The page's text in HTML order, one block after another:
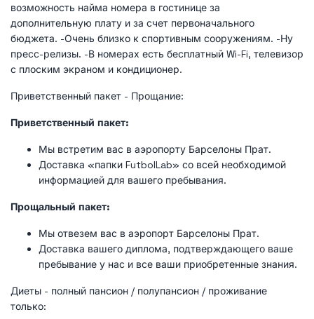
возможность найма номера в гостинице за
дополнительную плату и за счет первоначального
бюджета. -Очень близко к спортивным сооружениям. -Ну
пресс-релизы. -В номерах есть бесплатный Wi-Fi, телевизор
с плоским экраном и кондиционер.
Приветственный пакет - Прощание:
Приветственный пакет:
Мы встретим вас в аэропорту Барселоны Прат.
Доставка «папки FutbolLab» со всей необходимой
информацией для вашего пребывания.
Прощальный пакет:
Мы отвезем вас в аэропорт Барселоны Прат.
Доставка вашего диплома, подтверждающего ваше
пребывание у нас и все ваши приобретенные знания.
Диеты - полный пансион / полупансион / проживание
только: